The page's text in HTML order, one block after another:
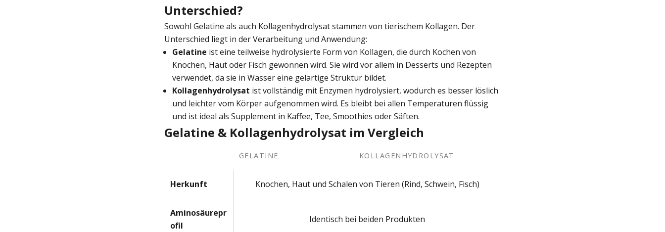
Unterschied?
Sowohl Gelatine als auch Kollagenhydrolysat stammen von tierischem Kollagen. Der
Unterschied liegt in der Verarbeitung und Anwendung:
Gelatine ist eine teilweise hydrolysierte Form von Kollagen, die durch Kochen von
Knochen, Haut oder Fisch gewonnen wird. Sie wird vor allem in Desserts und Rezepten
verwendet, da sie in Wasser eine gelartige Struktur bildet.
Kollagenhydrolysat ist vollständig mit Enzymen hydrolysiert, wodurch es besser löslich
und leichter vom Körper aufgenommen wird. Es bleibt bei allen Temperaturen flüssig
und ist ideal als Supplement in Kaffee, Tee, Smoothies oder Säften.
Gelatine & Kollagenhydrolysat im Vergleich
GELATINE KOLLAGENHYDROLYSAT
Herkunft Knochen, Haut und Schalen von Tieren (Rind, Schwein, Fisch)
Aminosäurepr
ofil
Identisch bei beiden Produkten